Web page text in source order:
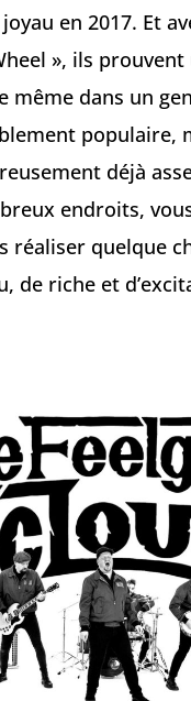
en 2017. Et
», ils
même dans un
populaire,
déjà
endroits,
réaliser quelque
de riche et